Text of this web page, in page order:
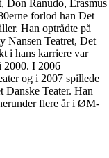
Don Ranudo, Erasmus
forlod han Det
Han optrådte på
Nansen Teatret, Det
i hans karriere var
2000. I 2006
og i 2007 spillede
Danske Teater. Han
flere år i ØM-